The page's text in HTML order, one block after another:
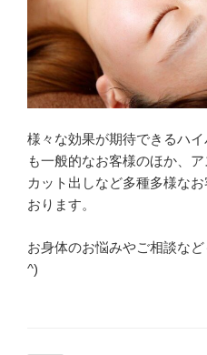
様々な効果が期待できるハ
も一般的なお客様のほか、
カット出しなど多種多様な
おります。
お身体のお悩みやご相談な
^)